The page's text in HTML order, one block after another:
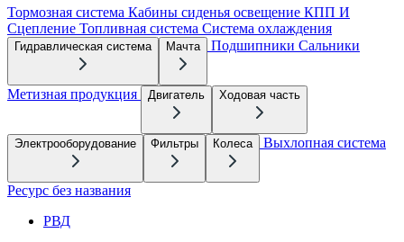
Тормозная система Кабины сиденья освещение КПП И
Сцепление Топливная система Система охлаждения
Гидравлическая система Мачта Подшипники Сальники
Метизная продукция Двигатель Ходовая часть
Электрооборудование Фильтры Колеса Выхлопная система
Ресурс без названия
РВД